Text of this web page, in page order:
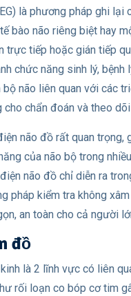
là phương pháp ghi lại
bào não riêng biệt hay
trực tiếp hoặc gián tiếp
chức năng sinh lý, bệnh
bộ não liên quan với các
chẩn đoán và theo dõi
não đồ rất quan trọng,
của não bộ trong
não đồ chỉ diễn ra
pháp kiểm tra không
an toàn cho cả người
đồ
là 2 lĩnh vực có liên
rối loạn co bóp cơ tim